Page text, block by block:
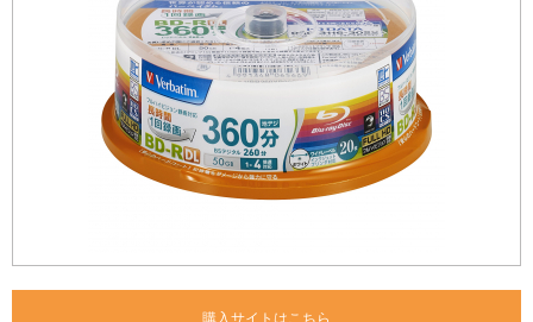
購入サイトはこちら